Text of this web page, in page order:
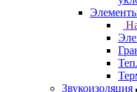
Звукоизоляция